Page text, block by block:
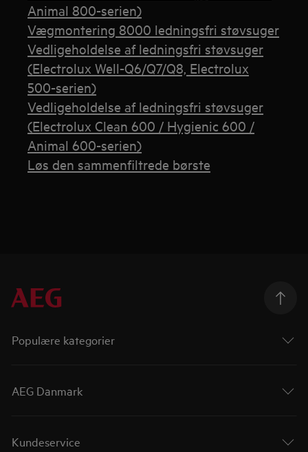
Animal 800-serien)
Vægmontering 8000 ledningsfri støvsuger
Vedligeholdelse af ledningsfri støvsuger
(Electrolux Well-Q6/Q7/Q8, Electrolux
500-serien)
Vedligeholdelse af ledningsfri støvsuger
(Electrolux Clean 600 / Hygienic 600 /
Animal 600-serien)
Løs den sammenfiltrede børste
Populære kategorier
AEG Danmark
Kundeservice